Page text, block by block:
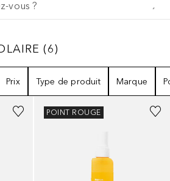
6
(6)
Prix Type de produit Marque
POINT ROUGE